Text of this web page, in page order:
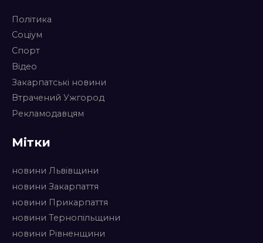
Політика
Соціум
Спорт
Відео
Закарпатські новини
Втрачений Ужгород
Рекламодавцям
Мітки
новини Львівщини
новини Закарпаття
новини Прикарпаття
новини Тернопільщини
новини Рівненщини